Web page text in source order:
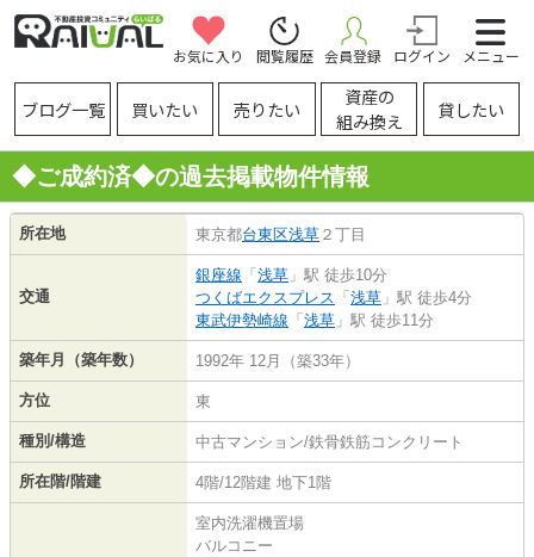
お気に入り 閲覧履歴 会員登録 ログイン メニュー
ブログ一覧 買いたい 売りたい
資産の
組み換え
貸したい
◆ご成約済◆の過去掲載物件情報
所在地 東京都台東区浅草 ２丁目
交通
銀座線 「浅草 」駅 徒歩10分
つくばエクスプレス 「浅草 」駅 徒歩4分
東武伊勢崎線 「浅草 」駅 徒歩11分
築年月（築年数） 1992年 12月（築33年）
方位 東
種別/構造 中古マンション/鉄骨鉄筋コンクリート
所在階/階建 4階/12階建 地下1階
室内洗濯機置場
バルコニー